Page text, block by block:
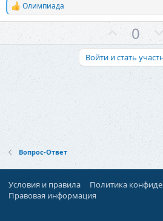
Р
е
Олимпиада
а
0
Войти и стать
Вопрос-Ответ
Условия и правила
Политика
Правовая информация